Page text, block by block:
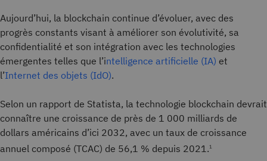
Aujourd’hui, la blockchain continue d’évoluer, avec des
progrès constants visant à améliorer son évolutivité, sa
confidentialité et son intégration avec les technologies
émergentes telles que l’intelligence artificielle (IA) et
l’Internet des objets (IdO).
Selon un rapport de Statista, la technologie blockchain devrait
connaître une croissance de près de 1 000 milliards de
dollars américains d’ici 2032, avec un taux de croissance
annuel composé (TCAC) de 56,1 % depuis 2021.1